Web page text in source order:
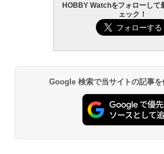
HOBBY Watchをフォローして
ェック！
Google 検索で当サイトの記事を